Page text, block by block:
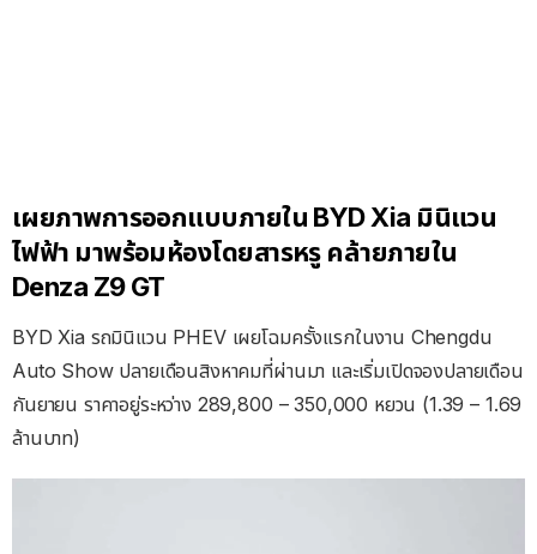
เผยภาพการออกแบบภายใน BYD Xia มินิแวน
ไฟฟ้า มาพร้อมห้องโดยสารหรู คล้ายภายใน
Denza Z9 GT
BYD Xia รถมินิแวน PHEV เผยโฉมครั้งแรกในงาน Chengdu
Auto Show ปลายเดือนสิงหาคมที่ผ่านมา และเริ่มเปิดจองปลายเดือน
กันยายน ราคาอยู่ระหว่าง 289,800 – 350,000 หยวน (1.39 – 1.69
ล้านบาท)